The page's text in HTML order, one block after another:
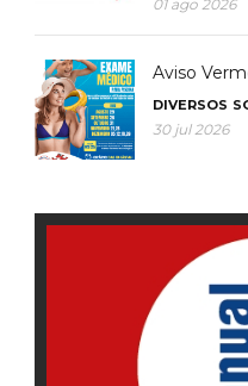
01 ago 2026
Aviso
DIVERSOS
30 jul 2026